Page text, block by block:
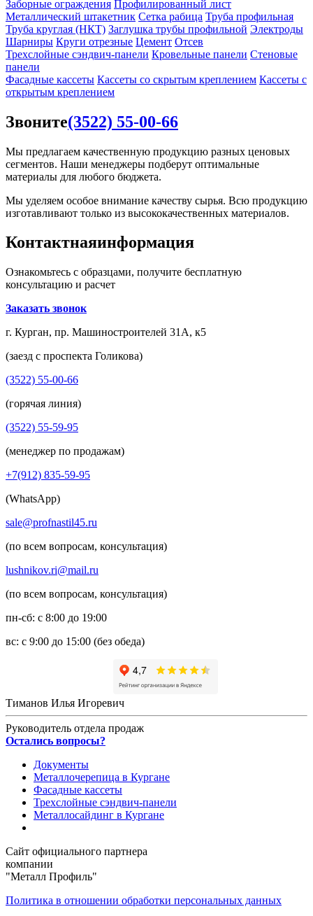
Заборные ограждения Профилированный лист
Металлический штакетник Сетка рабица Труба профильная
Труба круглая (НКТ) Заглушка трубы профильной Электроды
Шарниры Круги отрезные Цемент Отсев
Трехслойные сэндвич-панели Кровельные панели Стеновые
панели
Фасадные кассеты Кассеты со скрытым креплением Кассеты с
открытым креплением
Звоните(3522) 55-00-66
Мы предлагаем качественную продукцию разных ценовых
сегментов. Наши менеджеры подберут оптимальные
материалы для любого бюджета.
Мы уделяем особое внимание качеству сырья. Всю продукцию
изготавливают только из высококачественных материалов.
Контактнаяинформация
Ознакомьтесь с образцами, получите бесплатную
консультацию и расчет
Заказать звонок
г. Курган, пр. Машиностроителей 31А, к5
(заезд с проспекта Голикова)
(3522) 55-00-66
(горячая линия)
(3522) 55-59-95
(менеджер по продажам)
+7(912) 835-59-95
(WhatsApp)
sale@profnastil45.ru
(по всем вопросам, консультация)
lushnikov.ri@mail.ru
(по всем вопросам, консультация)
пн-сб: с 8:00 до 19:00
вс: с 9:00 до 15:00 (без обеда)
Тиманов Илья Игоревич
Руководитель отдела продаж
Остались вопросы?
Документы
Металлочерепица в Кургане
Фасадные кассеты
Трехслойные сэндвич-панели
Металлосайдинг в Кургане
Сайт официального партнера
компании
"Металл Профиль"
Политика в отношении обработки персональных данных